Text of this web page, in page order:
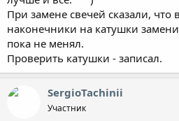
При замене свечей сказали, что
наконечники на катушки
пока не менял.
Проверить катушки - записал.
SergioTachinii
Участник